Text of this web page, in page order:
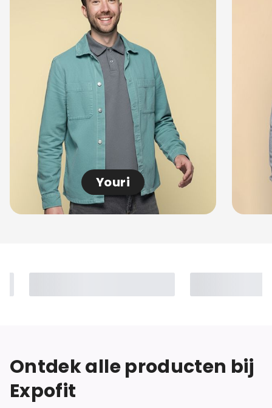
Youri
Ontdek alle producten bij
Expofit